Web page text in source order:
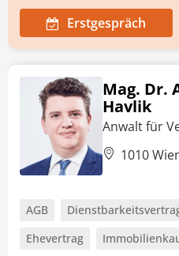
Erstgespräch
Mag. Dr.
Havlik
Anwalt für
1010
AGB
Ehevertrag